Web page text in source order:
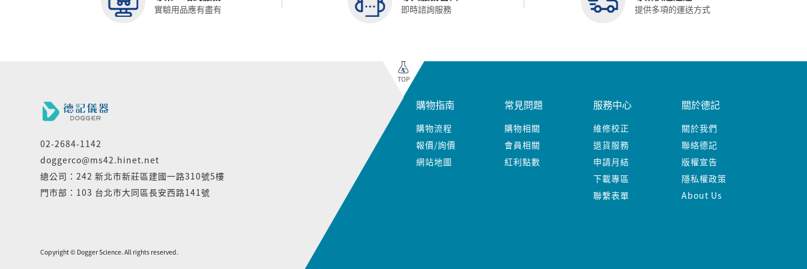
實驗用品應有盡有 即時諮詢服務 提供多項的運送方式
TOP
02-2684-1142
doggerco@ms42.hinet.net
總公司：242 新北市新莊區建國一路310號5樓
門市部：103 台北市大同區長安西路141號
購物指南
購物流程
報價/詢價
網站地圖
常見問題
購物相關
會員相關
紅利點數
服務中心
維修校正
退貨服務
申請月結
下載專區
聯繫表單
關於德記
關於我們
聯絡德記
版權宣告
隱私權政策
About Us
Copyright © Dogger Science. All rights reserved.